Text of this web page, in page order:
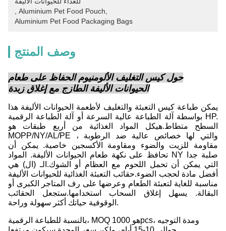
Aluminium Pet Food Pouch
Aluminium Pet Food Packaging Bags
وصف المنتج
حول كيس التغليف الألومنيوم الحفاظ على طعام
الحيوانات الأليفة الطازج مع إغلاق زبدة
يمكن طباعة كيس التعبئة والتغليف لأطعمة الحيوانات الأليفة هذا
بواسطة آلة الطباعة عالية السرعة أو آلة الطباعة الرقمية HP.
السطح متطاط.هيكل المواد الغذائية من أربع طبقات هو
MOPP/NY/AL/PE والتي لها خصائص عالية ضد الرطوبة ،
مقاومة للزيت والضوء ومقاومة الأكسجين خاصية. يمكن أن
تحافظ على نكهة طعام الحيوانات الأليفة. المواد NY صلبة جدا
التي يمكن أن تحمل اللحوم مع العظام أو الشوك.الـ (ال) هي
أفضل مادة لحجب الضوء.حقائب التعبئة الغذائية للحيوانات الأليفة
مناسبة للغاية لتعبئة الطعام وعرضها على رف المتاجر الكبرى أو
البقالة. يسهل إغلاق السحاب استخدامها.ستجعل الحقائب
الوقوفية حياتك أكثر سهولة وراحة.
بالنسبة للطباعة الرقمية، MOQ هو 1000pcs، ومدة التوجيه